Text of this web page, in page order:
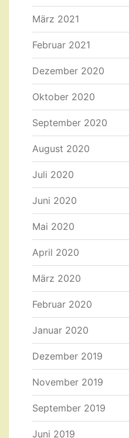
März 2021
Februar 2021
Dezember 2020
Oktober 2020
September 2020
August 2020
Juli 2020
Juni 2020
Mai 2020
April 2020
März 2020
Februar 2020
Januar 2020
Dezember 2019
November 2019
September 2019
Juni 2019